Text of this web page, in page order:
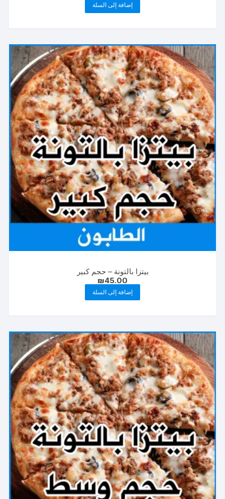
إضافة إلى السلة
بيتزا بالتونة – حجم كبير
₪45.00
إضافة إلى السلة